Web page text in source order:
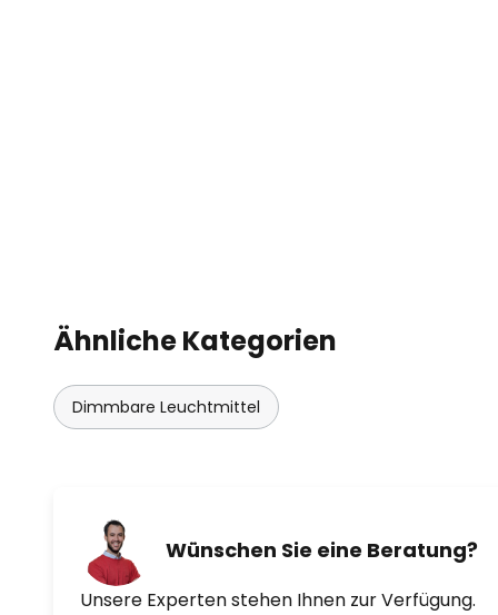
Ähnliche Kategorien
Dimmbare Leuchtmittel
Wünschen Sie eine Beratung?
Unsere Experten stehen Ihnen zur Verfügung.